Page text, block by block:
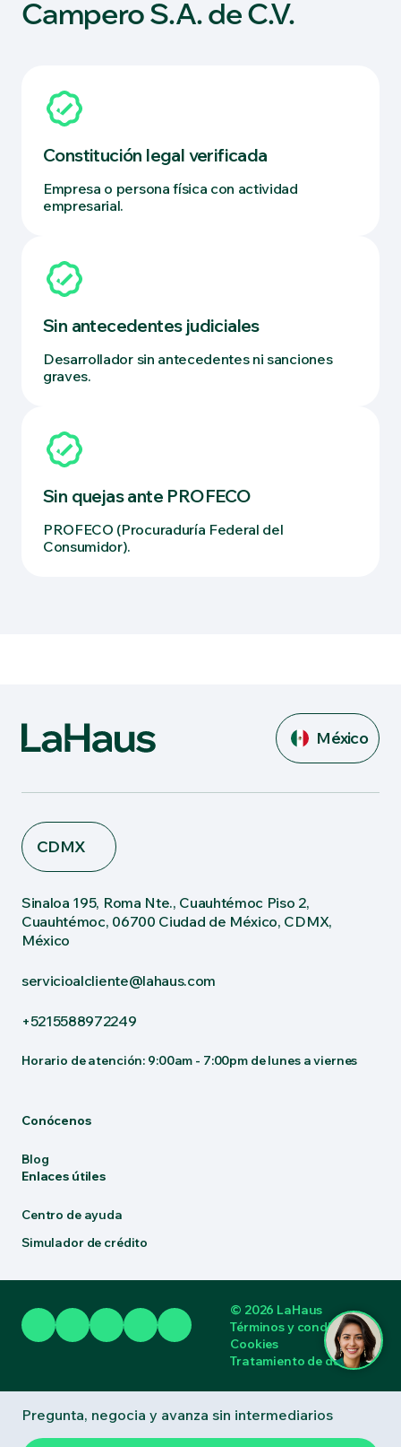
Campero S.A. de C.V.
Constitución legal verificada
Empresa o persona física con actividad
empresarial.
Sin antecedentes judiciales
Desarrollador sin antecedentes ni sanciones
graves.
Sin quejas ante PROFECO
PROFECO (Procuraduría Federal del
Consumidor).
Pregunta, negocia y avanza sin intermediarios
México
CDMX
Sinaloa 195, Roma Nte., Cuauhtémoc Piso 2,
Cuauhtémoc, 06700 Ciudad de México, CDMX,
México
servicioalcliente@lahaus.com
+5215588972249
Horario de atención: 9:00am - 7:00pm de lunes a viernes
Conócenos
Blog
Enlaces útiles
Centro de ayuda
Simulador de crédito
© 2026 LaHaus
Términos y condiciones
Cookies
Tratamiento de datos